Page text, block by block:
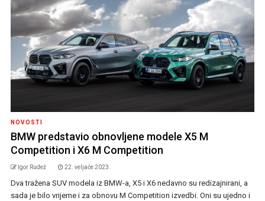
NOVOSTI
BMW predstavio obnovljene modele X5 M
Competition i X6 M Competition
Igor Rudež 22. veljače 2023.
Dva tražena SUV modela iz BMW-a, X5 i X6 nedavno su redizajnirani, a
sada je bilo vrijeme i za obnovu M Competition izvedbi. Oni su ujedno i